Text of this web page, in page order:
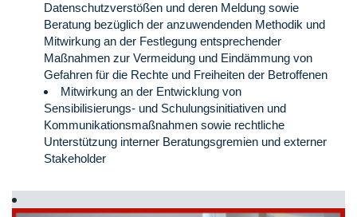
Datenschutzverstößen und deren Meldung sowie
Beratung bezüglich der anzuwendenden Methodik und
Mitwirkung an der Festlegung entsprechender
Maßnahmen zur Vermeidung und Eindämmung von
Gefahren für die Rechte und Freiheiten der Betroffenen
Mitwirkung an der Entwicklung von
Sensibilisierungs- und Schulungsinitiativen und
Kommunikationsmaßnahmen sowie rechtliche
Unterstützung interner Beratungsgremien und externer
Stakeholder